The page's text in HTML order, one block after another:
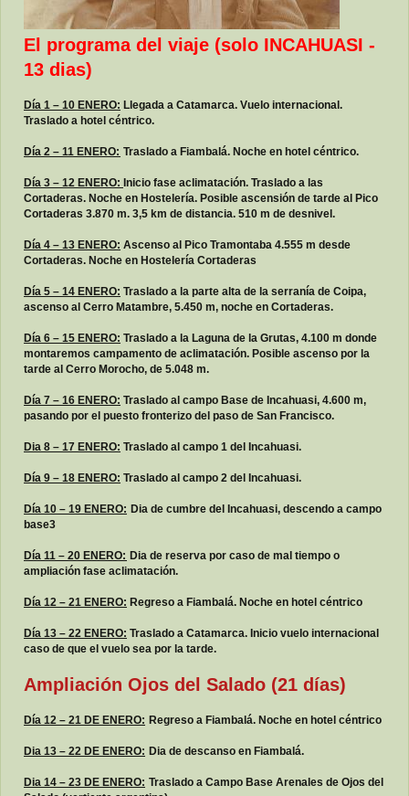
El programa del viaje (solo INCAHUASI -
13 dias)
Día 1 – 10 ENERO: Llegada a Catamarca. Vuelo internacional.
Traslado a hotel céntrico.
Día 2 – 11 ENERO: Traslado a Fiambalá. Noche en hotel céntrico.
Día 3 – 12 ENERO: Inicio fase aclimatación. Traslado a las
Cortaderas. Noche en Hostelería. Posible ascensión de tarde al Pico
Cortaderas 3.870 m. 3,5 km de distancia. 510 m de desnivel.
Día 4 – 13 ENERO: Ascenso al Pico Tramontaba 4.555 m desde
Cortaderas. Noche en Hostelería Cortaderas
Día 5 – 14 ENERO: Traslado a la parte alta de la serranía de Coipa,
ascenso al Cerro Matambre, 5.450 m, noche en Cortaderas.
Día 6 – 15 ENERO: Traslado a la Laguna de la Grutas, 4.100 m donde
montaremos campamento de aclimatación. Posible ascenso por la
tarde al Cerro Morocho, de 5.048 m.
Día 7 – 16 ENERO: Traslado al campo Base de Incahuasi, 4.600 m,
pasando por el puesto fronterizo del paso de San Francisco.
Dia 8 – 17 ENERO: Traslado al campo 1 del Incahuasi.
Día 9 – 18 ENERO: Traslado al campo 2 del Incahuasi.
Día 10 – 19 ENERO: Dia de cumbre del Incahuasi, descendo a campo
base3
Día 11 – 20 ENERO: Dia de reserva por caso de mal tiempo o
ampliación fase aclimatación.
Día 12 – 21 ENERO: Regreso a Fiambalá. Noche en hotel céntrico
Día 13 – 22 ENERO: Traslado a Catamarca. Inicio vuelo internacional
caso de que el vuelo sea por la tarde.
Ampliación Ojos del Salado (21 días)
Día 12 – 21 DE ENERO: Regreso a Fiambalá. Noche en hotel céntrico
Dia 13 – 22 DE ENERO: Dia de descanso en Fiambalá.
Dia 14 – 23 DE ENERO: Traslado a Campo Base Arenales de Ojos del